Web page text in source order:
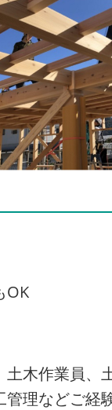
OK
木作業員
理などご経